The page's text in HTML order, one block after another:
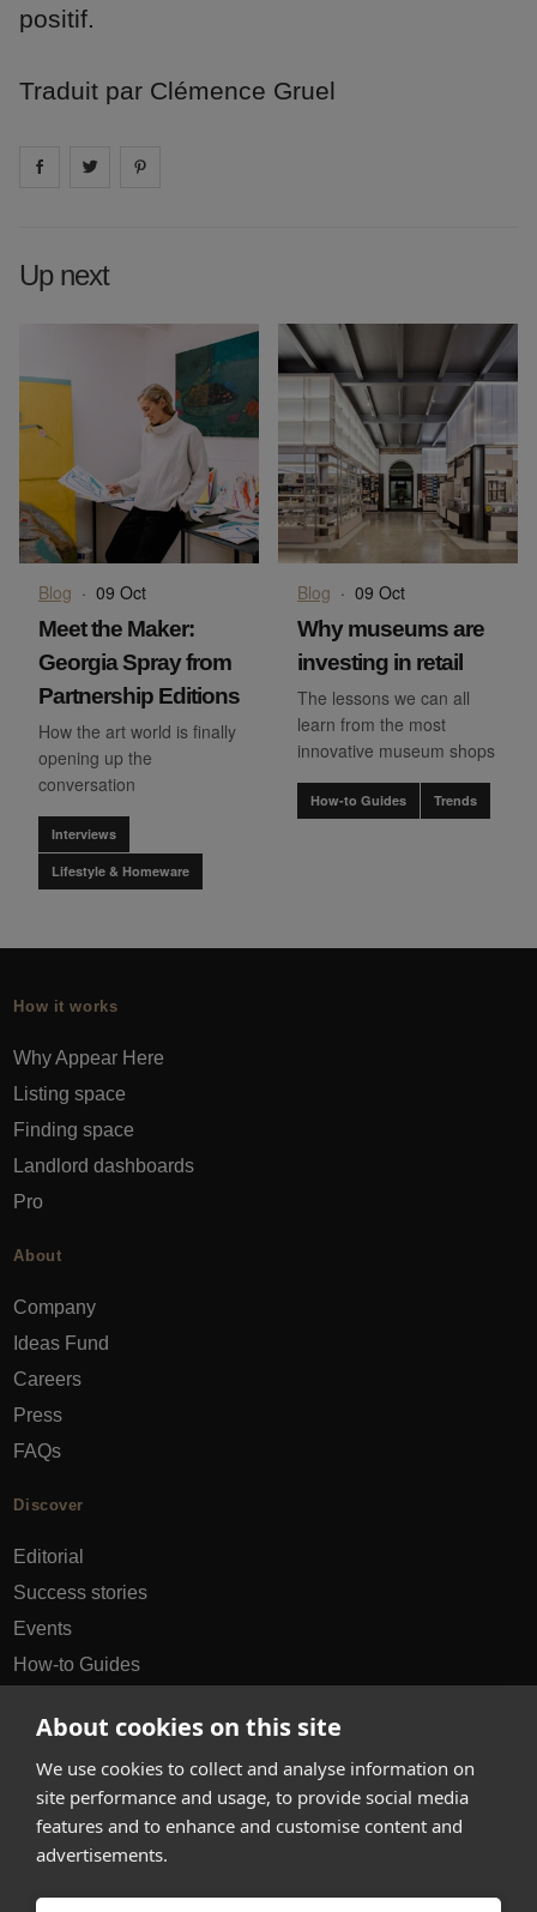
About cookies on this site
We use cookies to collect and analyse information on
site performance and usage, to provide social media
features and to enhance and customise content and
advertisements.
positif.
Traduit par Clémence Gruel
Share on facebook
Share on
Up next
Blog · 09 Oct
Meet the Maker:
Georgia Spray from
Partnership Editions
How the art world is finally
opening up the
conversation
Interviews
Lifestyle & Homeware
Blog · 09 Oct
Why museums are
investing in retail
The lessons we can all
learn from the most
innovative museum shops
How-to Guides Trends
How it works
Why Appear Here
Listing space
Finding space
Landlord dashboards
Pro
About
Company
Ideas Fund
Careers
Press
FAQs
Discover
Editorial
Success stories
Events
How-to Guides
hello@appearhere.co.uk
United Kingdom